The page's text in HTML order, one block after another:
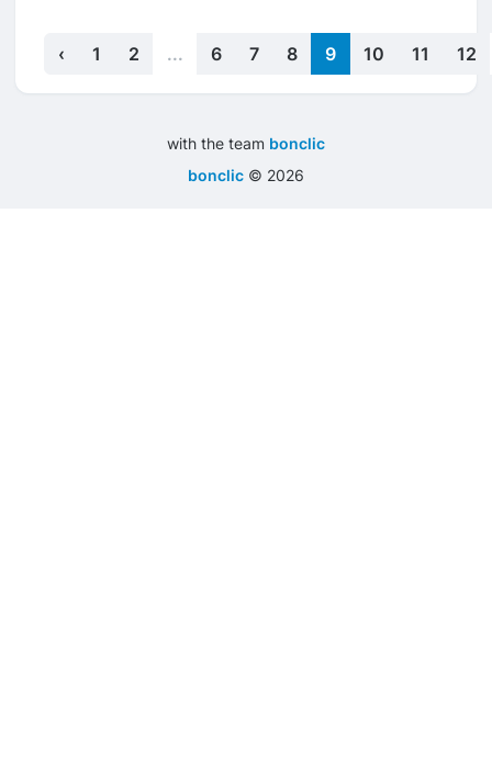
‹ 1 2 ... 6 7 8 9 10 11 12
with the team bonclic
bonclic © 2026